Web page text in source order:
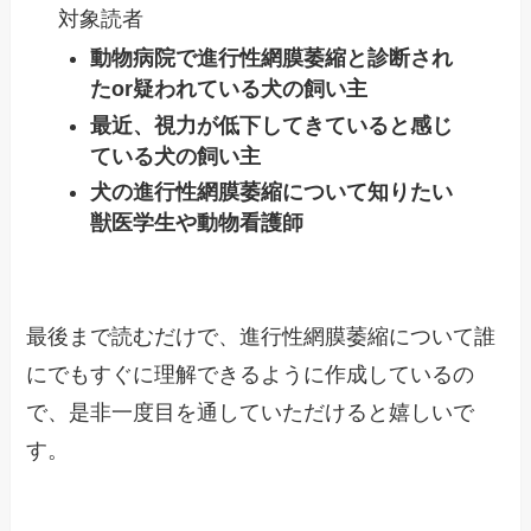
対象読者
動物病院で進行性網膜萎縮と診断され
たor疑われている犬の飼い主
最近、視力が低下してきていると感じ
ている犬の飼い主
犬の進行性網膜萎縮について知りたい
獣医学生や動物看護師
最後まで読むだけで、進行性網膜萎縮について誰
にでもすぐに理解できるように作成しているの
で、是非一度目を通していただけると嬉しいで
す。